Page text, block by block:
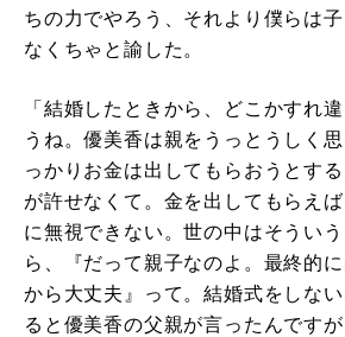
ちの力でやろう、それより僕らは
なくちゃと諭した。
「結婚したときから、どこかすれ
うね。優美香は親をうっとうしく
っかりお金は出してもらおうとす
が許せなくて。金を出してもらえ
に無視できない。世の中はそうい
ら、『だって親子なのよ。最終的
から大丈夫』って。結婚式をしな
ると優美香の父親が言ったんです